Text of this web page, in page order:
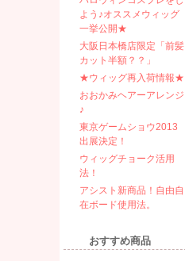
よう♪オススメウィッグ
一挙公開★
大阪日本橋店限定「前髪
カット半額？？」
★ウィッグ再入荷情報★
おおかみヘアーアレンジ
♪
東京ゲームショウ2013
出展決定！
ウィッグチョーク活用
法！
アシスト新商品！自由自
在ボード使用法。
おすすめ商品